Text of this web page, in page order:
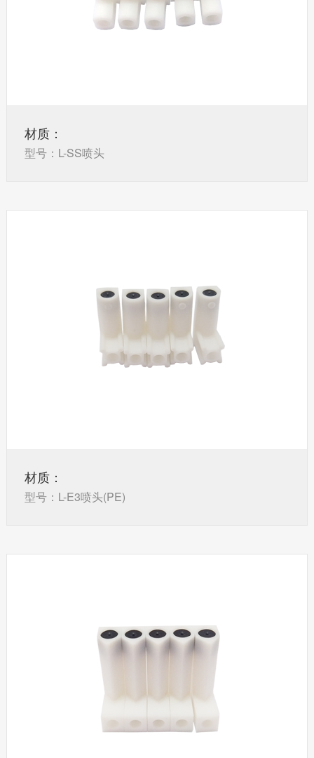
材质：
型号：L-SS喷头
材质：
型号：L-E3喷头(PE)